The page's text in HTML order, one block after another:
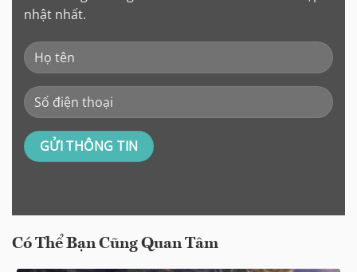
nhật nhất.
Có Thể Bạn Cũng Quan Tâm